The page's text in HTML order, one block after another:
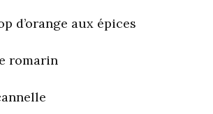
d’orange aux épices
romarin